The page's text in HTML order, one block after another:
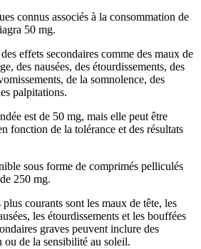
connus associés à la consommation de
50 mg.
effets secondaires comme des maux de
des nausées, des étourdissements, des
de la somnolence, des
palpitations.
est de 50 mg, mais elle peut être
fonction de la tolérance et des résultats
sous forme de comprimés pelliculés
250 mg.
courants sont les maux de tête, les
les étourdissements et les bouffées
graves peuvent inclure des
de la sensibilité au soleil.